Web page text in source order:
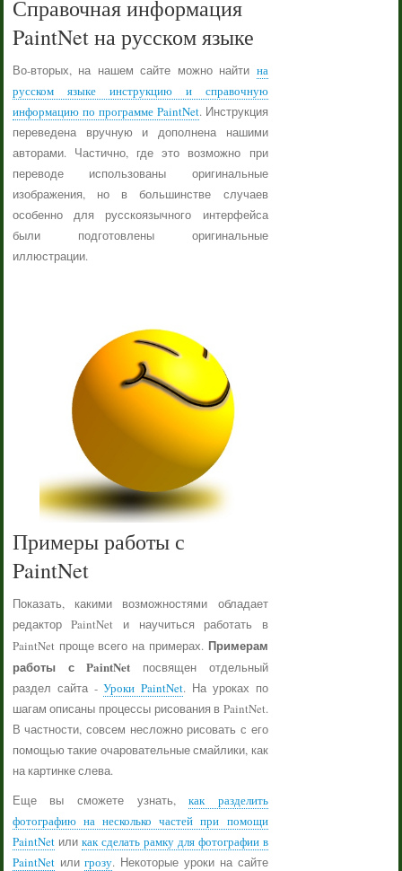
Справочная информация
PaintNet на русском языке
Во-вторых, на нашем сайте можно найти на
русском языке инструкцию и справочную
информацию по программе PaintNet. Инструкция
переведена вручную и дополнена нашими
авторами. Частично, где это возможно при
переводе использованы оригинальные
изображения, но в большинстве случаев
особенно для русскоязычного интерфейса
были подготовлены оригинальные
иллюстрации.
Примеры работы с
PaintNet
Показать, какими возможностями обладает
редактор PaintNet и научиться работать в
PaintNet проще всего на примерах. Примерам
работы с PaintNet посвящен отдельный
раздел сайта -Уроки PaintNet. На уроках по
шагам описаны процессы рисования в PaintNet.
В частности, совсем несложно рисовать с его
помощью такие очаровательные смайлики, как
на картинке слева.
Еще вы сможете узнать,как разделить
фотографию на несколько частей при помощи
PaintNetили как сделать рамку для фотографии в
PaintNetилигрозу. Некоторые уроки на сайте